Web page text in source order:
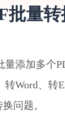
批量转
量添加多个
转Word、转
问题。